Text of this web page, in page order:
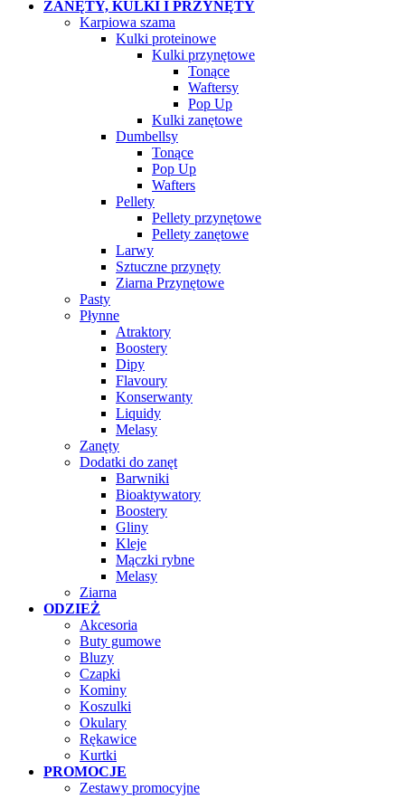
ZANĘTY, KULKI I PRZYNĘTY
Karpiowa szama
Kulki proteinowe
Kulki przynętowe
Tonące
Waftersy
Pop Up
Kulki zanętowe
Dumbellsy
Tonące
Pop Up
Wafters
Pellety
Pellety przynętowe
Pellety zanętowe
Larwy
Sztuczne przynęty
Ziarna Przynętowe
Pasty
Płynne
Atraktory
Boostery
Dipy
Flavoury
Konserwanty
Liquidy
Melasy
Zanęty
Dodatki do zanęt
Barwniki
Bioaktywatory
Boostery
Gliny
Kleje
Mączki rybne
Melasy
Ziarna
ODZIEŻ
Akcesoria
Buty gumowe
Bluzy
Czapki
Kominy
Koszulki
Okulary
Rękawice
Kurtki
PROMOCJE
Zestawy promocyjne